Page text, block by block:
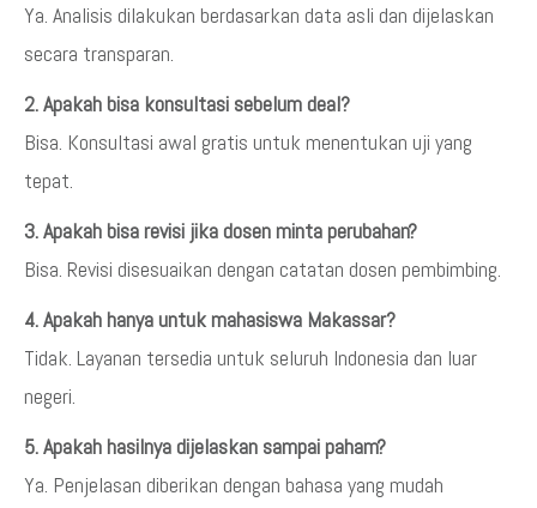
Ya. Analisis dilakukan berdasarkan data asli dan dijelaskan
secara transparan.
2. Apakah bisa konsultasi sebelum deal?
Bisa. Konsultasi awal gratis untuk menentukan uji yang
tepat.
3. Apakah bisa revisi jika dosen minta perubahan?
Bisa. Revisi disesuaikan dengan catatan dosen pembimbing.
4. Apakah hanya untuk mahasiswa Makassar?
Tidak. Layanan tersedia untuk seluruh Indonesia dan luar
negeri.
5. Apakah hasilnya dijelaskan sampai paham?
Ya. Penjelasan diberikan dengan bahasa yang mudah